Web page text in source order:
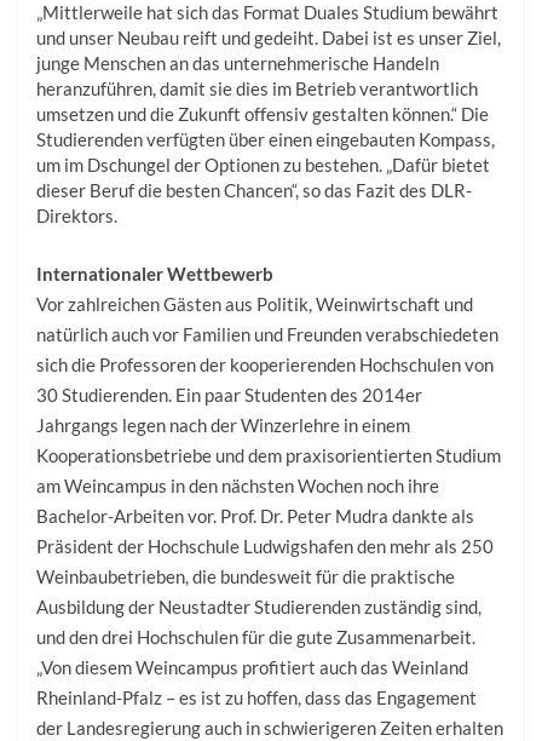
„Mittlerweile hat sich das Format Duales Studium bewährt
und unser Neubau reift und gedeiht. Dabei ist es unser Ziel,
junge Menschen an das unternehmerische Handeln
heranzuführen, damit sie dies im Betrieb verantwortlich
umsetzen und die Zukunft offensiv gestalten können.“ Die
Studierenden verfügten über einen eingebauten Kompass,
um im Dschungel der Optionen zu bestehen. „Dafür bietet
dieser Beruf die besten Chancen“, so das Fazit des DLR-
Direktors.
Internationaler Wettbewerb
Vor zahlreichen Gästen aus Politik, Weinwirtschaft und
natürlich auch vor Familien und Freunden verabschiedeten
sich die Professoren der kooperierenden Hochschulen von
30 Studierenden. Ein paar Studenten des 2014er
Jahrgangs legen nach der Winzerlehre in einem
Kooperationsbetriebe und dem praxisorientierten Studium
am Weincampus in den nächsten Wochen noch ihre
Bachelor-Arbeiten vor. Prof. Dr. Peter Mudra dankte als
Präsident der Hochschule Ludwigshafen den mehr als 250
Weinbaubetrieben, die bundesweit für die praktische
Ausbildung der Neustadter Studierenden zuständig sind,
und den drei Hochschulen für die gute Zusammenarbeit.
„Von diesem Weincampus profitiert auch das Weinland
Rheinland-Pfalz – es ist zu hoffen, dass das Engagement
der Landesregierung auch in schwierigeren Zeiten erhalten